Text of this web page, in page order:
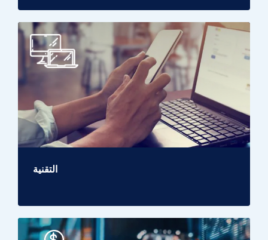
التقنية